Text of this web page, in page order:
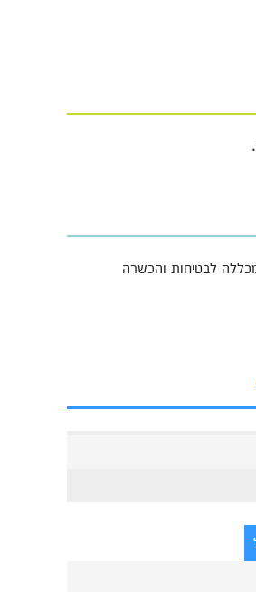
לבטיחות והכשרה